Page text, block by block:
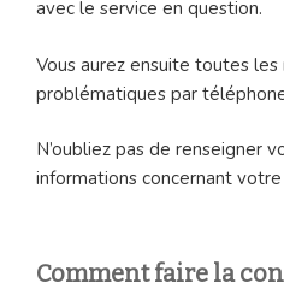
avec le service en question.
Vous aurez ensuite toutes les
problématiques par
N’oubliez pas de renseigner
informations concernant
Comment faire la